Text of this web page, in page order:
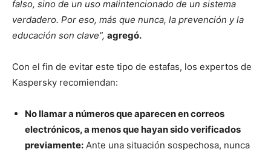
falso, sino de un uso malintencionado de un sistema
verdadero. Por eso, más que nunca, la prevención y la
educación son clave”, agregó.
Con el fin de evitar este tipo de estafas, los expertos de
Kaspersky recomiendan:
No llamar a números que aparecen en correos
electrónicos, a menos que hayan sido verificados
previamente: Ante una situación sospechosa, nunca